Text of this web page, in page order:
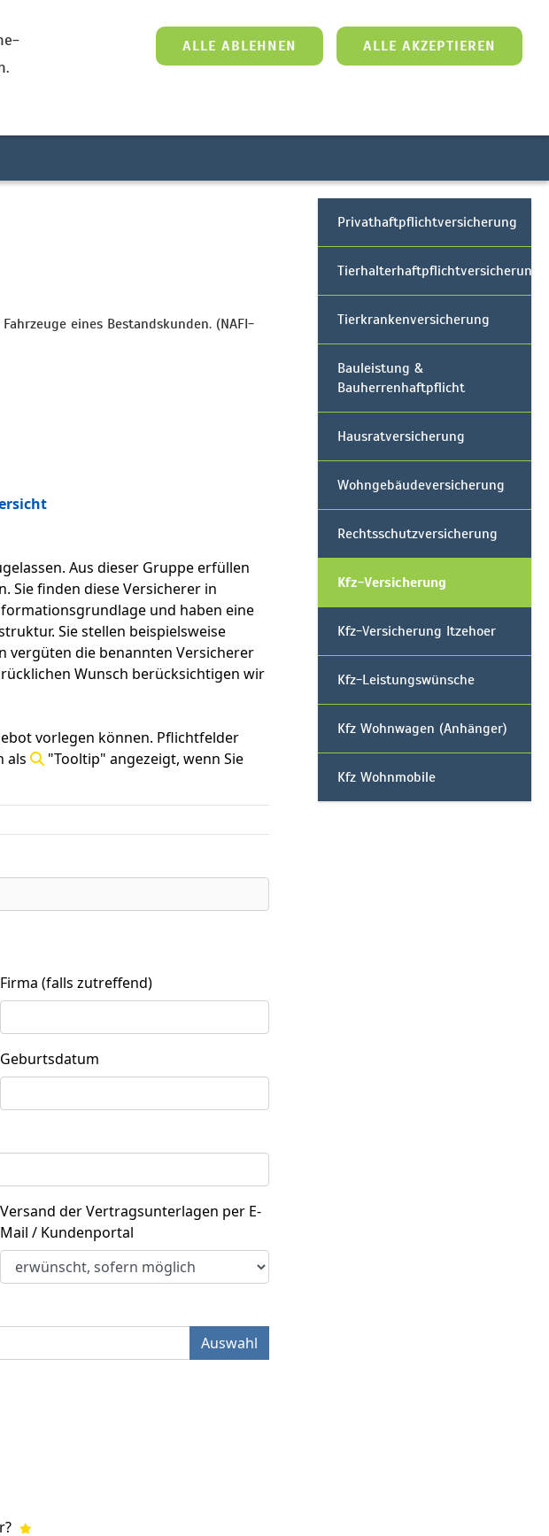
eines Bestandskunden. (NAFI-
Privathaftpflichtversicherung
Tierhalterhaftpflichtversicherung
Tierkrankenversicherung
Bauleistung &
Bauherrenhaftpflicht
Hausratversicherung
Wohngebäudeversicherung
Rechtsschutzversicherung
Kfz-Versicherung
Kfz-Versicherung Itzehoer
Kfz-Leistungswünsche
Kfz Wohnwagen (Anhänger)
Kfz Wohnmobile
ALLE AKZEPTIEREN
ALLE ABLEHNEN